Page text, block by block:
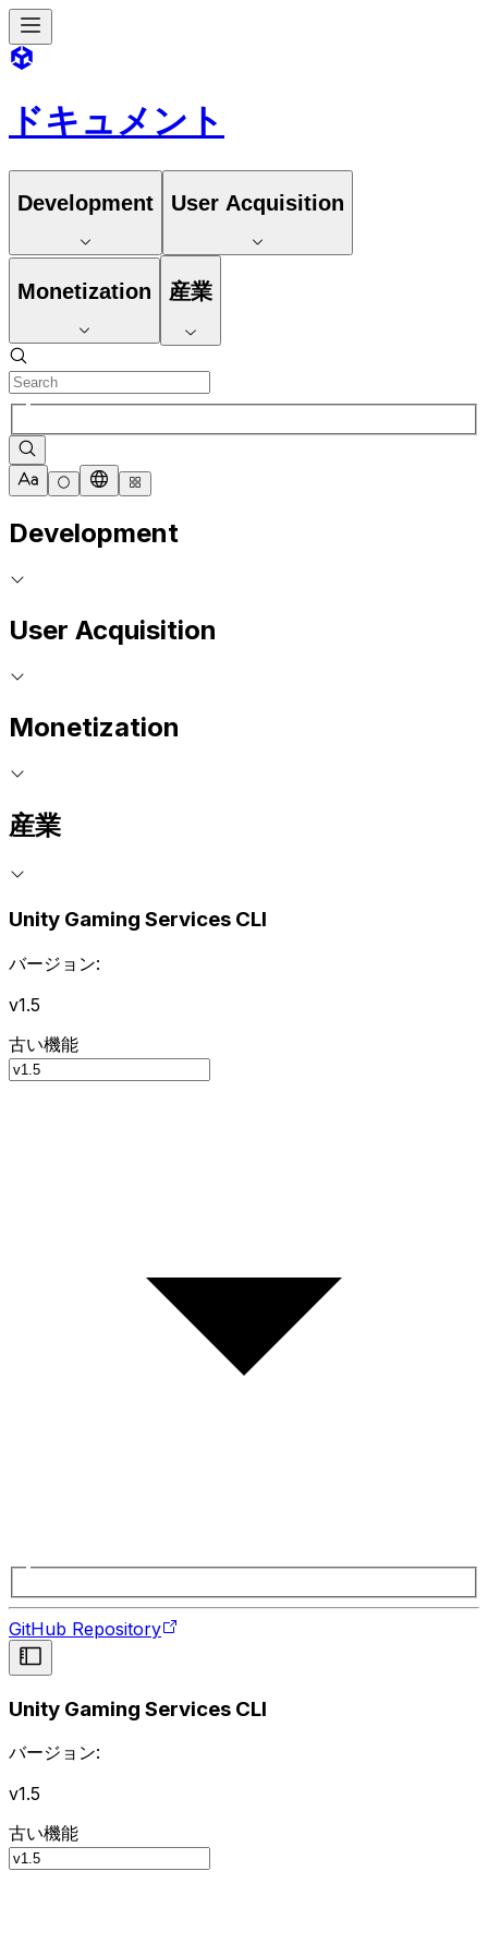
ドキュメント
Development User Acquisition
Monetization 産業
Development
User Acquisition
Monetization
産業
Unity Gaming Services CLI
バージョン:
v1.5
古い機能
GitHub Repository
Unity Gaming Services CLI
バージョン:
v1.5
古い機能